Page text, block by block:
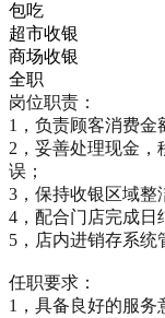
包吃
超市收银
商场收银
全职
岗位职责：
1，负责顾客消费金
2，妥善处理现金
误；
3，保持收银区域整
4，配合门店完成日
5，店内进销存系统
任职要求：
1，具备良好的服务